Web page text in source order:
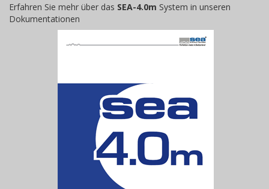
Erfahren Sie mehr über das SEA-4.0m System in unseren
Dokumentationen